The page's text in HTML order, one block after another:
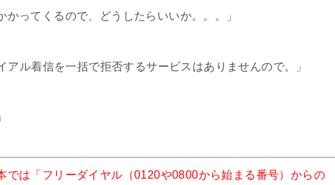
ってくるので、どうしたらいいか。。。」
アル着信を一括で拒否するサービスはありませんので。」
では「フリーダイヤル（0120や0800から始まる番号）からの